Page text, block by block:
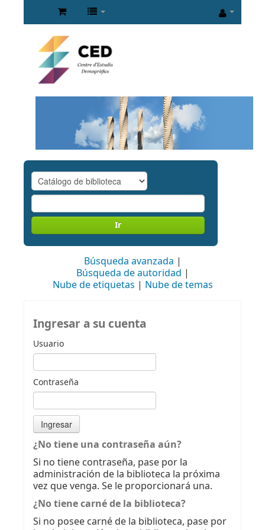
Ir
Búsqueda avanzada
Búsqueda de autoridad
Nube de etiquetas
Nube de temas
Ingresar a su cuenta
Usuario
Contraseña
¿No tiene una contraseña aún?
Si no tiene contraseña, pase por la
administración de la biblioteca la próxima
vez que venga. Se le proporcionará una.
¿No tiene carné de la biblioteca?
Si no posee carné de la biblioteca, pase por